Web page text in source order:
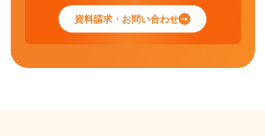
資料請求・お問い合わせ